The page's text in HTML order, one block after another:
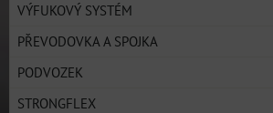
VÝFUKOVÝ SYSTÉM
PŘEVODOVKA A SPOJKA
PODVOZEK
STRONGFLEX